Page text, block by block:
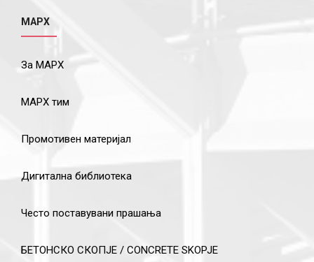
МАРХ
За МАРХ
МАРХ тим
Промотивен материјал
Дигитална библиотека
Често поставувани прашања
БЕТОНСКО СКОПЈЕ / CONCRETE SKOPJE